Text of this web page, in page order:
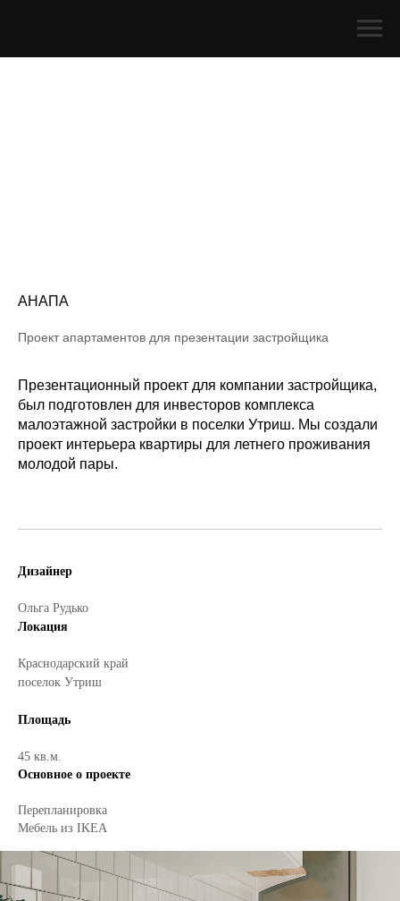
АНАПА
Проект апартаментов для презентации застройщика
Презентационный проект для компании застройщика,
был подготовлен для инвесторов комплекса
малоэтажной застройки в поселки Утриш. Мы создали
проект интерьера квартиры для летнего проживания
молодой пары.
Дизайнер
Ольга Рудько
Локация
Краснодарский край
поселок Утриш
Площадь
45 кв.м.
Основное о проекте
Перепланировка
Мебель из IKEA